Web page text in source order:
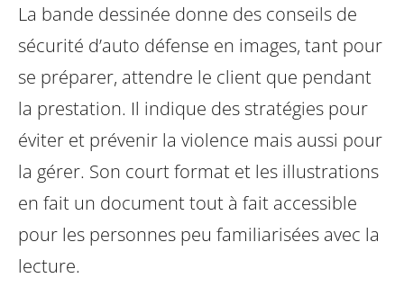
La bande dessinée donne des conseils de
sécurité d’auto défense en images, tant pour
se préparer, attendre le client que pendant
la prestation. Il indique des stratégies pour
éviter et prévenir la violence mais aussi pour
la gérer. Son court format et les illustrations
en fait un document tout à fait accessible
pour les personnes peu familiarisées avec la
lecture.